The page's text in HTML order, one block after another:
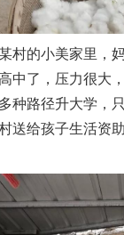
的小美家里，妈
中了，压力很大
种路径升大学，
送给孩子生活资